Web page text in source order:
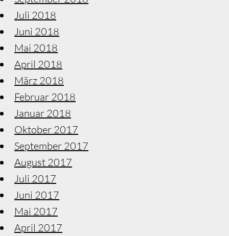
Juli 2018
Juni 2018
Mai 2018
April 2018
März 2018
Februar 2018
Januar 2018
Oktober 2017
September 2017
August 2017
Juli 2017
Juni 2017
Mai 2017
April 2017